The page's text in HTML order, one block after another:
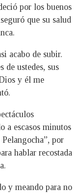
por los buenos
que su salud
acabo de subir.
de ustedes, sus
y él me
a escasos minutos
por
hablar recostada
y meando para no